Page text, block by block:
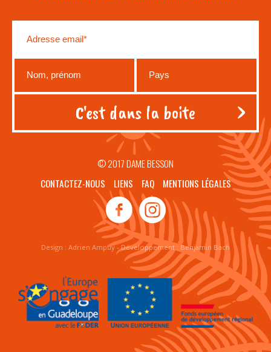
© 2017 DAME BESSON
CONTACTEZ-NOUS
LIENS FAQ MENTIONS LÉGALES
Design : Adrien Ampuy- Développement : Benjamin Bach